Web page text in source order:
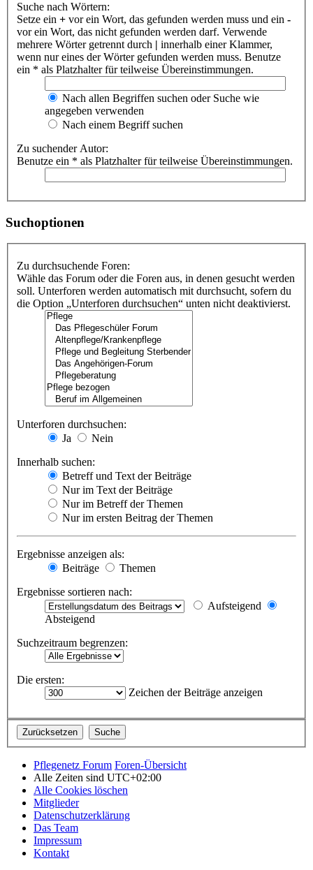
Suche nach Wörtern:
Setze ein + vor ein Wort, das gefunden werden muss und ein -
vor ein Wort, das nicht gefunden werden darf. Verwende
mehrere Wörter getrennt durch | innerhalb einer Klammer,
wenn nur eines der Wörter gefunden werden muss. Benutze
ein * als Platzhalter für teilweise Übereinstimmungen.
Nach allen Begriffen suchen oder Suche wie
angegeben verwenden
Nach einem Begriff suchen
Zu suchender Autor:
Benutze ein * als Platzhalter für teilweise Übereinstimmungen.
Suchoptionen
Zu durchsuchende Foren:
Wähle das Forum oder die Foren aus, in denen gesucht werden
soll. Unterforen werden automatisch mit durchsucht, sofern du
die Option „Unterforen durchsuchen“ unten nicht deaktivierst.
Unterforen durchsuchen:
Ja
Nein
Innerhalb suchen:
Betreff und Text der Beiträge
Nur im Text der Beiträge
Nur im Betreff der Themen
Nur im ersten Beitrag der Themen
Ergebnisse anzeigen als:
Beiträge
Themen
Ergebnisse sortieren nach:
Aufsteigend
Absteigend
Suchzeitraum begrenzen:
Die ersten:
Zeichen der Beiträge anzeigen
Pflegenetz Forum Foren-Übersicht
Alle Zeiten sind UTC+02:00
Alle Cookies löschen
Mitglieder
Datenschutzerklärung
Das Team
Impressum
Kontakt